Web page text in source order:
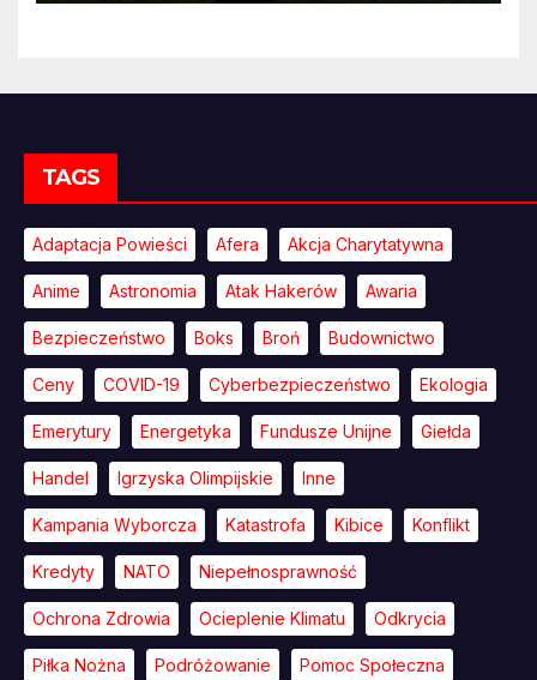
TAGS
Adaptacja Powieści Afera Akcja Charytatywna
Anime Astronomia Atak Hakerów Awaria
Bezpieczeństwo Boks Broń Budownictwo
Ceny COVID-19 Cyberbezpieczeństwo Ekologia
Emerytury Energetyka Fundusze Unijne Giełda
Handel Igrzyska Olimpijskie Inne
Kampania Wyborcza Katastrofa Kibice Konflikt
Kredyty NATO Niepełnosprawność
Ochrona Zdrowia Ocieplenie Klimatu Odkrycia
Piłka Nożna Podróżowanie Pomoc Społeczna